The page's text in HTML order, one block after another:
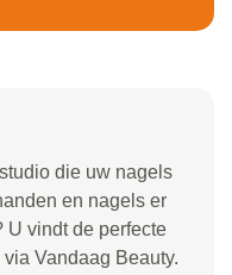
die uw nagels
en nagels er
U vindt de perfecte
Vandaag Beauty.